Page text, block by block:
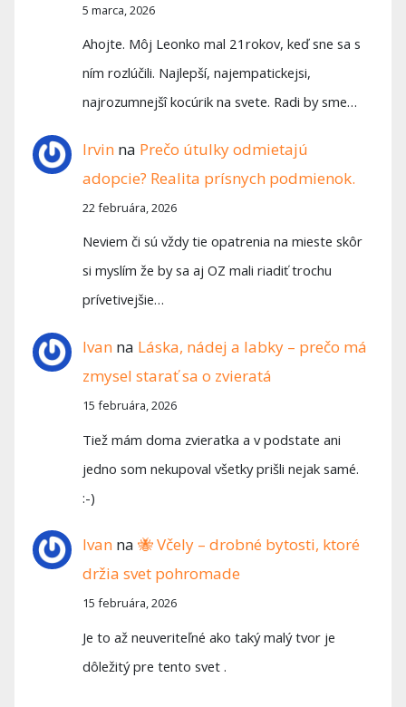
5 marca, 2026
Ahojte. Môj Leonko mal 21rokov, keď sne sa s
ním rozlúčili. Najlepší, najempatickejsi,
najrozumnejšî kocúrik na svete. Radi by sme…
Irvin na Prečo útulky odmietajú
adopcie? Realita prísnych podmienok.
22 februára, 2026
Neviem či sú vždy tie opatrenia na mieste skôr
si myslím že by sa aj OZ mali riadiť trochu
prívetivejšie…
Ivan na Láska, nádej a labky – prečo má
zmysel starať sa o zvieratá
15 februára, 2026
Tiež mám doma zvieratka a v podstate ani
jedno som nekupoval všetky prišli nejak samé.
:-)
Ivan na🐝 Včely – drobné bytosti, ktoré
držia svet pohromade
15 februára, 2026
Je to až neuveriteľné ako taký malý tvor je
dôležitý pre tento svet .